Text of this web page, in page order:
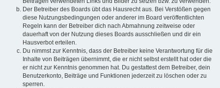
Der Betreiber des Boards übt das Hausrecht aus. Bei Verstößen gegen
diese Nutzungsbedingungen oder anderer im Board veröffentlichten
Regeln kann der Betreiber dich nach Abmahnung zeitweise oder
dauerhaft von der Nutzung dieses Boards ausschließen und dir ein
Hausverbot erteilen.
Du nimmst zur Kenntnis, dass der Betreiber keine Verantwortung für die
Inhalte von Beiträgen übernimmt, die er nicht selbst erstellt hat oder die
er nicht zur Kenntnis genommen hat. Du gestattest dem Betreiber, dein
Benutzerkonto, Beiträge und Funktionen jederzeit zu löschen oder zu
sperren.